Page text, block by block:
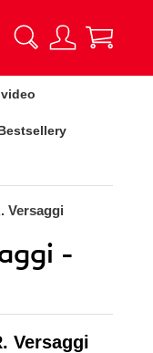
Versaggi
-
Versaggi